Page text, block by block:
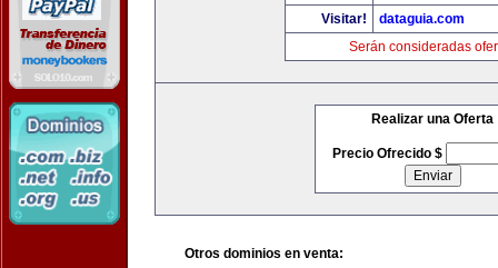
Visitar!
dataguia.com
Serán consideradas
Realizar una Oferta
Precio Ofrecido $
Otros dominios en venta: